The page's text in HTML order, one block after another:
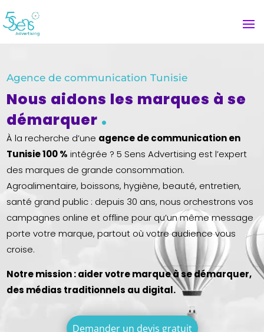
Agence de communication Tunisie
Nous aidons les marques à se
démarquer .
À la recherche d’une agence de communication en
Tunisie 100 % intégrée ? 5 Sens Advertising est l’expert
des marques de grande consommation.
Agroalimentaire, boissons, hygiène, beauté, entretien,
santé grand public : depuis 30 ans, nous orchestrons vos
campagnes online et offline pour qu’un même message
porte votre marque, partout où votre audience vous
croise.
Notre mission : aider votre marque à se démarquer,
des médias traditionnels au digital.
Demander un devis gratuit